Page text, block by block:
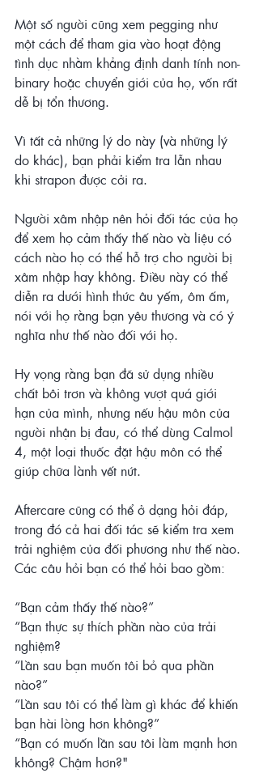
Một số người cũng xem pegging như
một cách để tham gia vào hoạt động
tình dục nhằm khẳng định danh tính non-
binary hoặc chuyển giới của họ, vốn rất
dễ bị tổn thương.
Vì tất cả những lý do này (và những lý
do khác), bạn phải kiểm tra lẫn nhau
khi strapon được cởi ra.
Người xâm nhập nên hỏi đối tác của họ
để xem họ cảm thấy thế nào và liệu có
cách nào họ có thể hỗ trợ cho người bị
xâm nhập hay không. Điều này có thể
diễn ra dưới hình thức âu yếm, ôm ấm,
nói với họ rằng bạn yêu thương và có ý
nghĩa như thế nào đối với họ.
Hy vọng rằng bạn đã sử dụng nhiều
chất bôi trơn và không vượt quá giới
hạn của mình, nhưng nếu hậu môn của
người nhận bị đau, có thể dùng Calmol
4, một loại thuốc đặt hậu môn có thể
giúp chữa lành vết nứt.
Aftercare cũng có thể ở dạng hỏi đáp,
trong đó cả hai đối tác sẽ kiểm tra xem
trải nghiệm của đối phương như thế nào.
Các câu hỏi bạn có thể hỏi bao gồm:
“Bạn cảm thấy thế nào?”
“Bạn thực sự thích phần nào của trải
nghiệm?
“Lần sau bạn muốn tôi bỏ qua phần
nào?”
“Lần sau tôi có thể làm gì khác để khiến
bạn hài lòng hơn không?”
“Bạn có muốn lần sau tôi làm mạnh hơn
không? Chậm hơn?"